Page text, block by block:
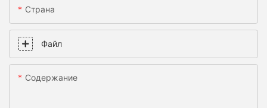
Страна
Файл
Содержание